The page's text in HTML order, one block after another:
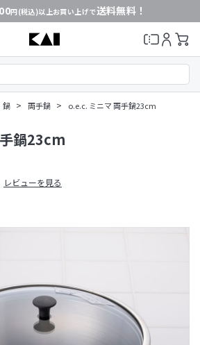
円(税込)以上お買い上げで送料無料！
鍋 > 両手鍋 > o.e.c. ミニマ 両手鍋23cm
レビューを見る
鍋23cm